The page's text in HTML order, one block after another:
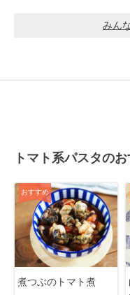
みん
トマト系パスタの
おすすめ
煮つぶのトマト煮